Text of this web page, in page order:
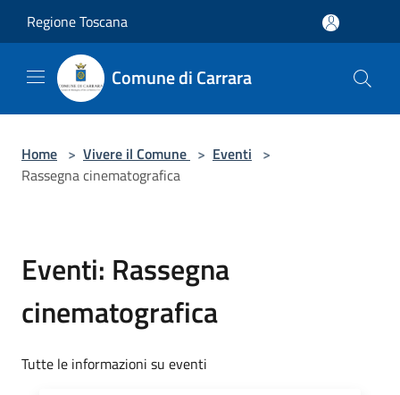
Regione Toscana
Comune di Carrara
Home > Vivere il Comune > Eventi >
Rassegna cinematografica
Eventi: Rassegna
cinematografica
Tutte le informazioni su eventi